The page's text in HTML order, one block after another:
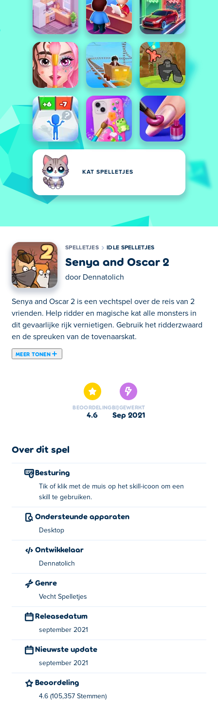
KAT SPELLETJES
SPELLETJES IDLE SPELLETJES
Senya and Oscar 2
door Dennatolich
Senya and Oscar 2 is een vechtspel over de reis van 2
vrienden. Help ridder en magische kat alle monsters in
dit gevaarlijke rijk vernietigen. Gebruik het ridderzwaard
en de spreuken van de tovenaarskat.
MEER TONEN
schattige magische kat om alle monsters te vernietigen
die ze tegenkomen in een koninkrijk vol gevaarlijke en
magische wezens. Bewaar buit en schatten en geef ze
ontgrendelen! Ga je gang en laat iedereen zien dat jij het
Bediening:
Vaardigheid gebruiken - Tik of klik op het
vaardigheidspictogram dat op het scherm wordt
weergegeven
Over de maker:
Senya & Oscar 2 is gemaakt door Dennatolich. Dit is hun
BEOORDELING
4.6
BIJGEWERKT
sep 2021
Over dit spel
Besturing
Tik of klik met de muis op het skill-icoon om een
skill te gebruiken.
Ondersteunde apparaten
Desktop
Ontwikkelaar
Dennatolich
Genre
Vecht Spelletjes
Releasedatum
september 2021
Nieuwste update
september 2021
Beoordeling
4.6 (105,357 Stemmen)